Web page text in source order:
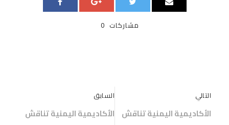
0 مشاركات
السابق
الأكاديمية اليمنية تناقش
التالي
الأكاديمية اليمنية تناقش